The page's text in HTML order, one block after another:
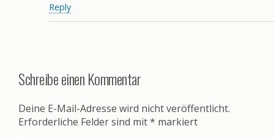
Reply
Schreibe einen Kommentar
Deine E-Mail-Adresse wird nicht veröffentlicht.
Erforderliche Felder sind mit* markiert